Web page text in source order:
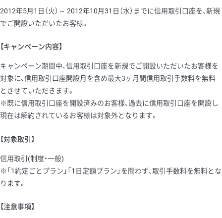
2012年5月1日（火）～ 2012年10月31日（水）までに信用取引口座を、新規
でご開設いただいたお客様。
【キャンペーン内容】
キャンペーン期間中、信用取引口座を新規でご開設いただいたお客様を
対象に、信用取引口座開設月を含め最大3ヶ月間信用取引手数料を無料
とさせていただきます。
※既に信用取引口座を開設済みのお客様、過去に信用取引口座を開設し
現在は解約されているお客様は対象外となります。
【対象取引】
信用取引(制度・一般)
※「1約定ごとプラン」「1日定額プラン」を問わず、取引手数料を無料とな
ります。
【注意事項】